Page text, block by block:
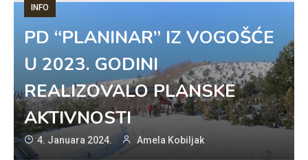
INFO
PD “PLANINAR” IZ VOGOŠĆE
U 2023. GODINI
REALIZOVALO PLANSKE
AKTIVNOSTI
4. Januara 2024. Amela Kobiljak